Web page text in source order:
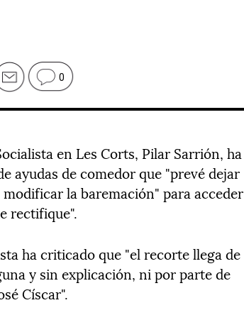
0
en Les Corts, Pilar Sarrión, ha
ayudas de comedor que "prevé dejar
la baremación" para acceder
rectifique".
ha criticado que "el recorte llega de
y sin explicación, ni por parte de
Císcar".